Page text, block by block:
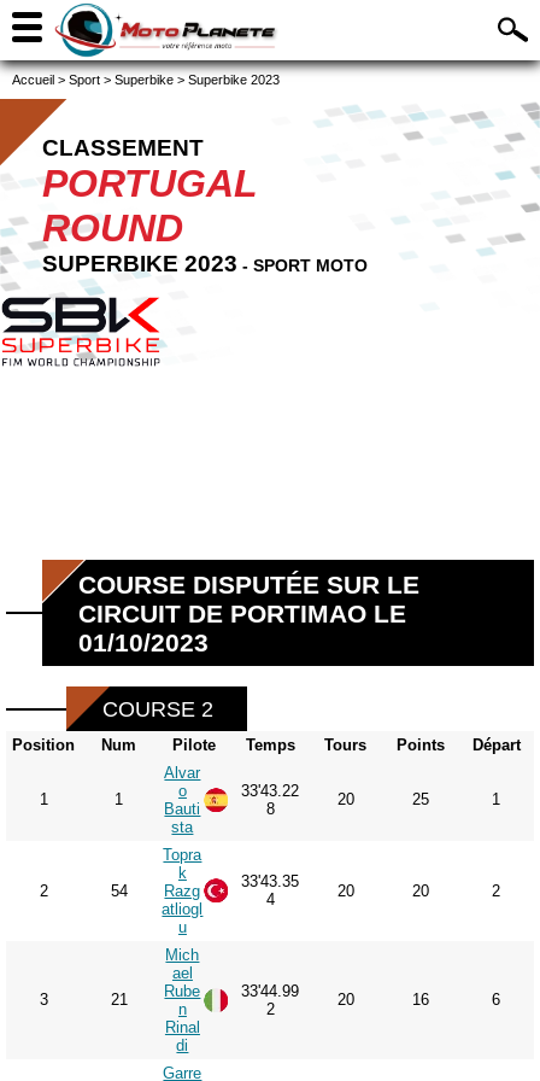
Accueil > Sport > Superbike > Superbike 2023
CLASSEMENT
PORTUGAL
ROUND
SUPERBIKE 2023 - SPORT MOTO
COURSE DISPUTÉE SUR LE
CIRCUIT DE PORTIMAO LE
01/10/2023
COURSE 2
Position Num Pilote Temps Tours Points Départ
1 1
Alvar
o
Bauti
sta
33'43.22
8
20 25 1
2 54
Topra
k
Razg
atliogl
u
33'43.35
4
20 20 2
3 21
Mich
ael
Rube
n
Rinal
di
33'44.99
2
20 16 6
Garre